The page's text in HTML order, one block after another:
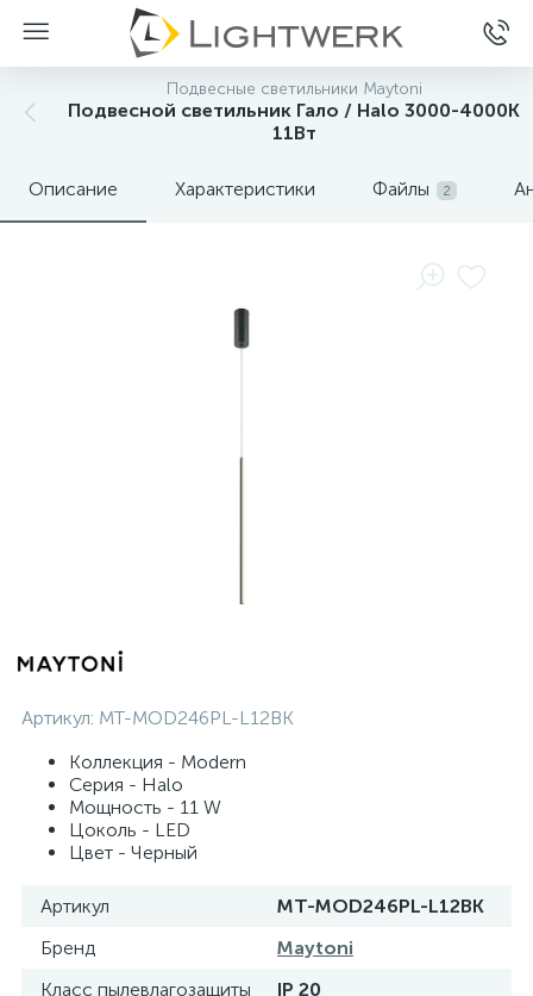
Подвесные светильники Maytoni
Подвесной светильник Гало / Halo 3000-4000К
11Вт
Описание Характеристики Файлы 2
Артикул: MT-MOD246PL-L12BK
Коллекция - Modern
Серия - Halo
Мощность - 11 W
Цоколь - LED
Цвет - Черный
Артикул
MT-MOD246PL-L12BK
Бренд
Maytoni
Класс пылевлагозащиты
IP 20